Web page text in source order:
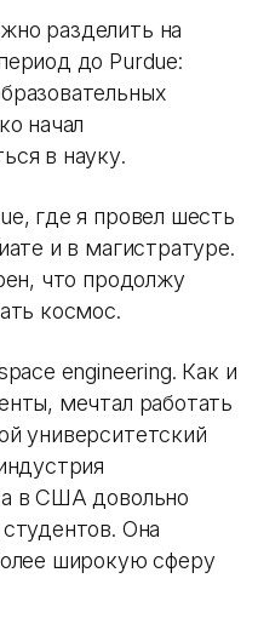
разделить на
до Purdue:
начал
в науку.
где я провел шесть
и в магистратуре.
что продолжу
космос.
engineering. Как и
мечтал работать
университетский
в США довольно
Она
широкую сферу